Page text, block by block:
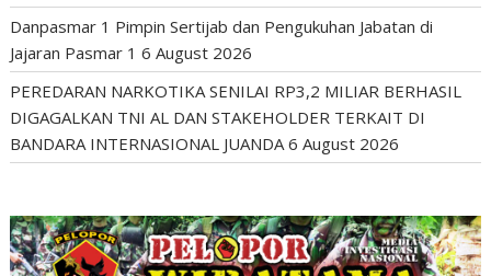
Danpasmar 1 Pimpin Sertijab dan Pengukuhan Jabatan di
Jajaran Pasmar 1 6 August 2026
PEREDARAN NARKOTIKA SENILAI RP3,2 MILIAR BERHASIL
DIGAGALKAN TNI AL DAN STAKEHOLDER TERKAIT DI
BANDARA INTERNASIONAL JUANDA 6 August 2026